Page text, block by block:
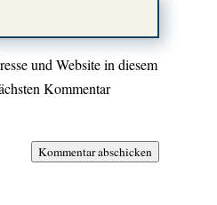
und Website in diesem
Kommentar
Kommentar abschicken